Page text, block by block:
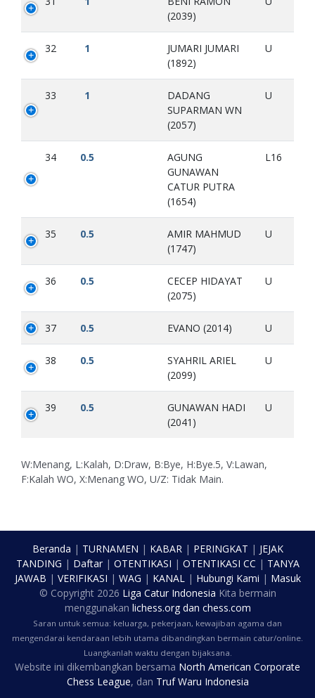
(2039)
32 1
JUMARI JUMARI
(1892)
U
33 1
DADANG
SUPARMAN WN
(2057)
U
34 0.5
AGUNG
GUNAWAN
CATUR PUTRA
(1654)
L16
35 0.5
AMIR MAHMUD
(1747)
U
36 0.5
CECEP HIDAYAT
(2075)
U
37 0.5 EVANO (2014) U
38 0.5
SYAHRIL ARIEL
(2099)
U
39 0.5
GUNAWAN HADI
(2041)
U
W:Menang, L:Kalah, D:Draw, B:Bye, H:Bye.5, V:Lawan,
F:Kalah WO, X:Menang WO, U/Z: Tidak Main.
Beranda | TURNAMEN | KABAR| PERINGKAT | JEJAK
TANDING | Daftar| OTENTIKASI | OTENTIKASI CC | TANYA
JAWAB | VERIFIKASI | WAG | KANAL| Hubungi Kami | Masuk
© Copyright 2026 Liga Catur Indonesia Kita bermain
menggunakan lichess.orgdan chess.com
Saran untuk semua: keluarga, pekerjaan, kewajiban agama dan
mengendarai kendaraan lebih utama dibandingkan bermain catur/online.
Luangkanlah waktu dengan bijaksana.
Website ini dikembangkan bersama North American Corporate
Chess League, dan Truf Waru Indonesia